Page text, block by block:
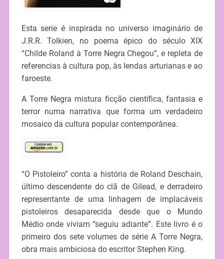
Esta serie é inspirada no universo imaginário de
J.R.R. Tolkien, no poema épico do século XIX
“Childe Roland à Torre Negra Chegou”, e repleta de
referencias à cultura pop, às lendas arturianas e ao
faroeste.
A Torre Negra mistura ficção científica, fantasia e
terror numa narrativa que forma um verdadeiro
mosaico da cultura popular contemporânea.
“O Pistoleiro” conta a história de Roland Deschain,
último descendente do clã de Gilead, e derradeiro
representante de uma linhagem de implacáveis
pistoleiros desaparecida desde que o Mundo
Médio onde viviam “seguiu adiante”. Este livro é o
primeiro dos sete volumes de série A Torre Negra,
obra mais ambiciosa do escritor Stephen King.